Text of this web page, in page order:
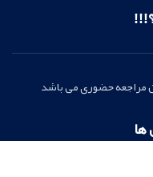
مراجعه حضوری می باشد